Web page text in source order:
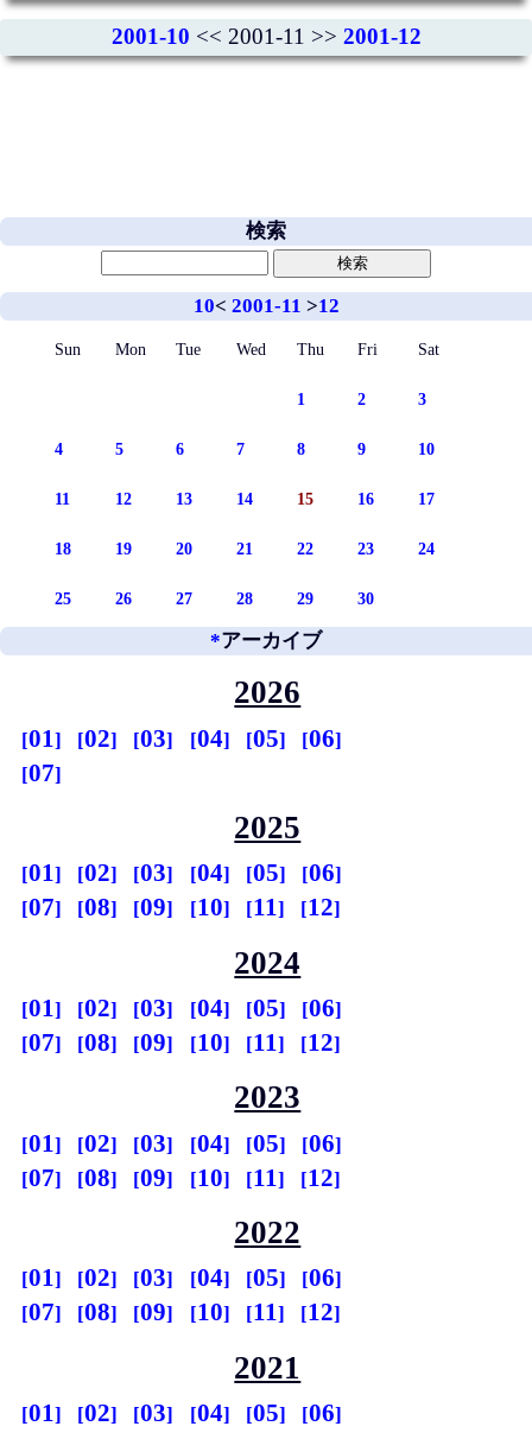
2001-10 << 2001-11 >> 2001-12
検索
10< 2001-11 >12
Sun Mon Tue Wed Thu Fri Sat
1 2 3
4 5 6 7 8 9 10
11 12 13 14 15 16 17
18 19 20 21 22 23 24
25 26 27 28 29 30
*アーカイブ
2026
01 02 03 04 05
06
07
2025
01 02 03 04 05
06
07
08 09 10 11 12
2024
01 02 03 04 05
06
07
08 09 10 11 12
2023
01 02 03 04 05
06
07
08 09 10 11 12
2022
01 02 03 04 05
06
07
08 09 10 11 12
2021
01 02 03 04 05
06